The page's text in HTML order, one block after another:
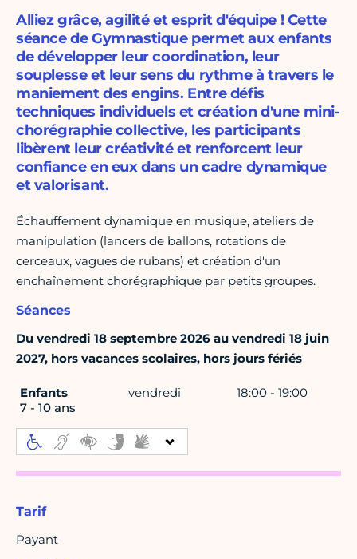
Alliez grâce, agilité et esprit d'équipe ! Cette
séance de Gymnastique permet aux enfants
de développer leur coordination, leur
souplesse et leur sens du rythme à travers le
maniement des engins. Entre défis
techniques individuels et création d'une mini-
chorégraphie collective, les participants
libèrent leur créativité et renforcent leur
confiance en eux dans un cadre dynamique
et valorisant.
Échauffement dynamique en musique, ateliers de
manipulation (lancers de ballons, rotations de
cerceaux, vagues de rubans) et création d'un
enchaînement chorégraphique par petits groupes.
Séances
Du vendredi 18 septembre 2026 au vendredi 18 juin
2027, hors vacances scolaires, hors jours fériés
Enfants
7 - 10 ans
vendredi 18:00 - 19:00
Tarif
Payant